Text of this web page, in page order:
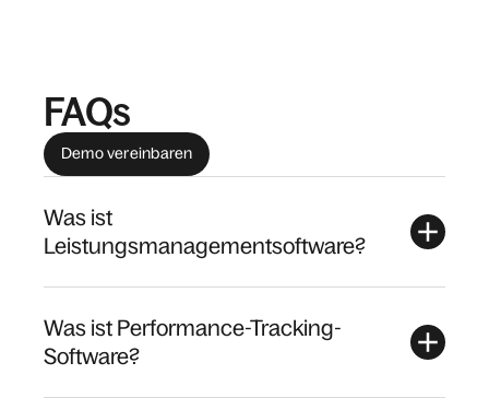
FAQs
Demo vereinbaren
Was ist
Leistungsmanagementsoftware?
Was ist Performance-Tracking-
Software?